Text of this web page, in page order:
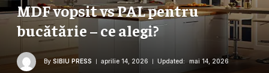
MDF vopsit vs PAL pentru
bucătărie – ce alegi?
By SIBIU PRESS aprilie 14, 2026 Updated: mai 14, 2026